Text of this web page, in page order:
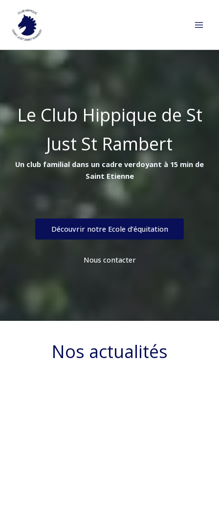
contenu
Le Club Hippique de St
Just St Rambert
Un club familial dans un cadre verdoyant à 15 min de
Saint Etienne
Découvrir notre Ecole d’équitation
Nous contacter
Nos actualités